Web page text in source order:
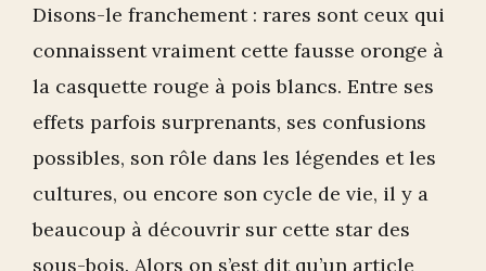
Disons-le franchement : rares sont ceux qui
connaissent vraiment cette fausse oronge à
la casquette rouge à pois blancs. Entre ses
effets parfois surprenants, ses confusions
possibles, son rôle dans les légendes et les
cultures, ou encore son cycle de vie, il y a
beaucoup à découvrir sur cette star des
sous-bois. Alors on s’est dit qu’un article